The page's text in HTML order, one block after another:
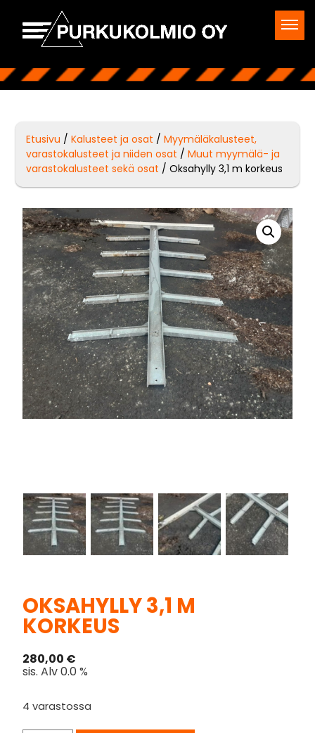
Etusivu /Kalusteet ja osat /Myymäläkalusteet,
varastokalusteet ja niiden osat /Muut myymälä- ja
varastokalusteet sekä osat / Oksahylly 3,1 m korkeus
OKSAHYLLY 3,1 M
KORKEUS
280,00 €
sis. Alv 0.0 %
4 varastossa